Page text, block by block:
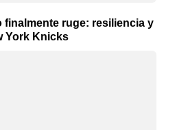
finalmente ruge: resiliencia y
York Knicks